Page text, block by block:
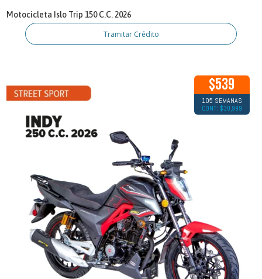
Motocicleta Islo Trip 150 C.C. 2026
Tramitar Crédito
$539
105 SEMANAS
CONT: $30,999